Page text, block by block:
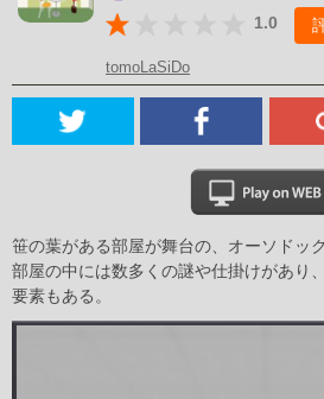
1.0
tomoLaSiDo
笹の葉がある部屋が舞台の、オーソドッ
部屋の中には数多くの謎や仕掛けがあり
要素もある。